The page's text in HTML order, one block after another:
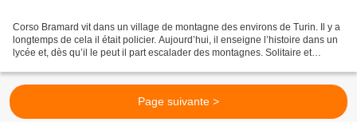
Corso Bramard vit dans un village de montagne des environs de Turin. Il y a
longtemps de cela il était policier. Aujourd’hui, il enseigne l’histoire dans un
lycée et, dès qu’il le peut il part escalader des montagnes. Solitaire et
Page suivante >